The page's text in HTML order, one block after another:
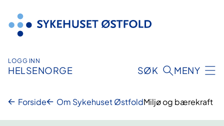
innhold
LOGG INN
HELSENORGE SØK MENY
Forside Om Sykehuset ØstfoldMiljø og bærekraft